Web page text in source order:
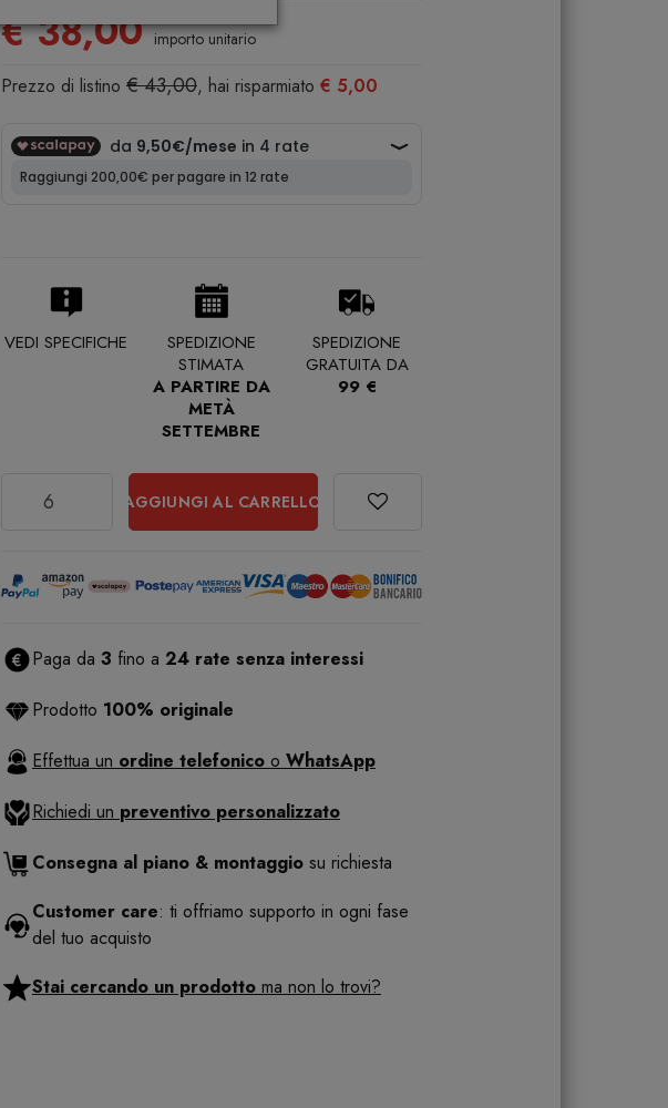
€ 38,00importo unitario
Prezzo di listino € 43,00, hai risparmiato € 5,00
VEDI SPECIFICHE
SPEDIZIONE
STIMATA
A PARTIRE DA
METÀ
SETTEMBRE
SPEDIZIONE
GRATUITA DA
99 €
AGGIUNGI AL CARRELLO
Paga da 3 fino a 24 rate senza interessi
Prodotto 100% originale
Effettua un ordine telefonico o WhatsApp
Richiedi un preventivo personalizzato
Consegna al piano & montaggio su richiesta
Customer care: ti offriamo supporto in ogni fase
del tuo acquisto
Stai cercando un prodotto ma non lo trovi?